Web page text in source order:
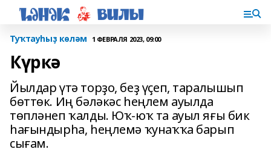
Туҡтауһыҙ көләм 1 ФЕВРАЛЯ 2023, 09:00
Күркә
Йылдар үтә торҙо, беҙ үҫеп, таралышып
бөттөк. Иң бәләкәс һеңлем ауылда
төпләнеп ҡалды. Юҡ-юҡ та ауыл яғы бик
һа­ғындырһа, һеңлемә ҡунаҡҡа барып
сығам.